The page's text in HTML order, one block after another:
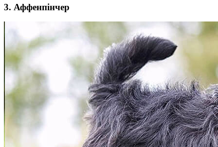
3. Аффенпінчер